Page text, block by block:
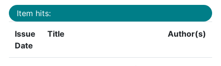
Item hits:
Issue
Date
Title Author(s)